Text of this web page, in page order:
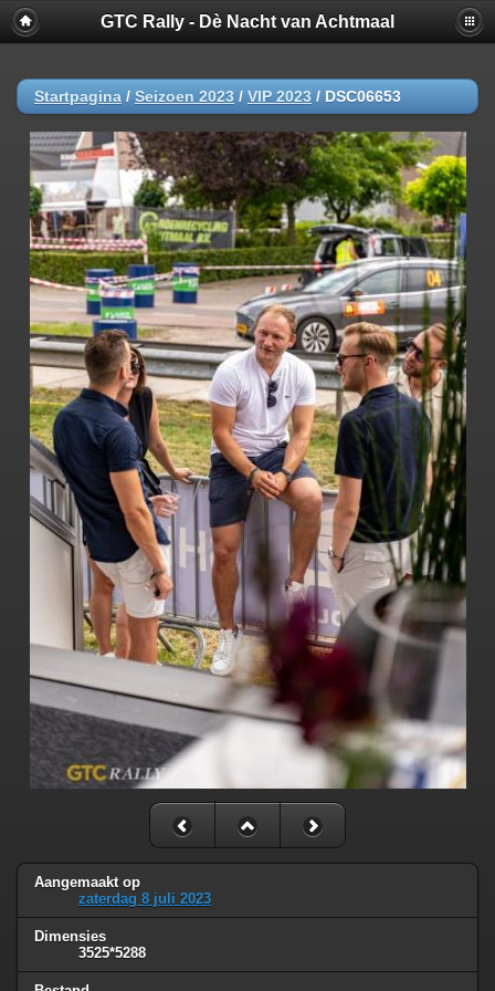
GTC Rally - Dè Nacht van Achtmaal
Startpagina / Seizoen 2023 / VIP 2023 / DSC06653
Aangemaakt op
zaterdag 8 juli 2023
Dimensies
3525*5288